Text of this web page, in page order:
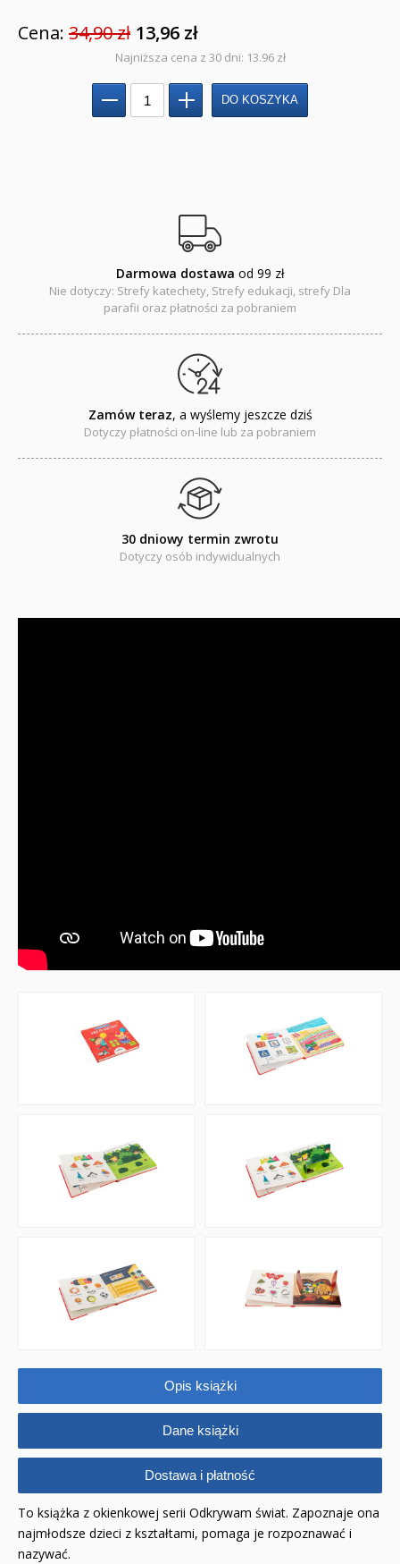
Kreatywne zabawy
Książki religijne dla dzieci
QUIZY I ŁAMIGŁÓWKI NA WAKACJE -35%
PROMOCJA ZESTAWY STARTOWE KAKADU
RELIGIJNE
Cena: 34,90 zł 13,96 zł
Najniższa cena z 30 dni: 13.96 zł
Darmowa dostawa od 99 zł
Nie dotyczy: Strefy katechety, Strefy edukacji, strefy Dla
parafii oraz płatności za pobraniem
Zamów teraz, a wyślemy jeszcze dziś
Dotyczy płatności on-line lub za pobraniem
30 dniowy termin zwrotu
Dotyczy osób indywidualnych
Opis książki
Dane książki
Dostawa i płatność
To książka z okienkowej serii Odkrywam świat. Zapoznaje ona
najmłodsze dzieci z kształtami, pomaga je rozpoznawać i
nazywać.